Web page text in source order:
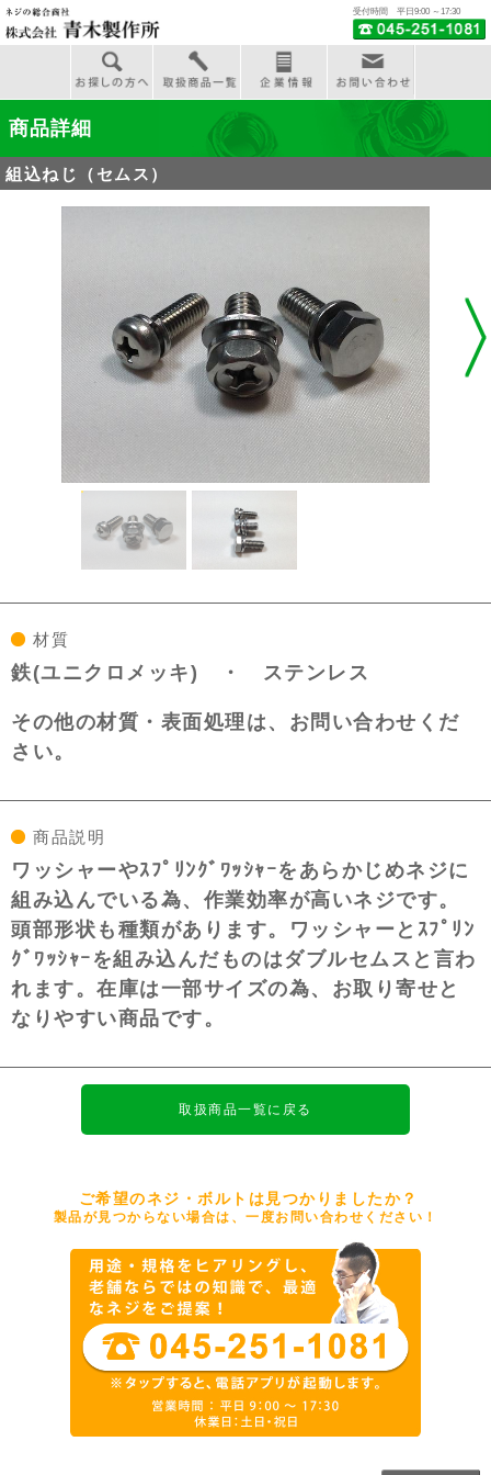
受付時間 平日9:00 ～17:30
商品詳細
組込ねじ（セムス）
材質
鉄(ユニクロメッキ) ・ ステンレス
その他の材質・表面処理は、お問い合わせくだ
さい。
商品説明
ワッシャーやｽﾌﾟﾘﾝｸﾞﾜｯｼｬｰをあらかじめネジに
組み込んでいる為、作業効率が高いネジです。
頭部形状も種類があります。ワッシャーとｽﾌﾟﾘﾝ
ｸﾞﾜｯｼｬｰを組み込んだものはダブルセムスと言わ
れます。在庫は一部サイズの為、お取り寄せと
なりやすい商品です。
取扱商品一覧に戻る
ご希望のネジ・ボルトは見つかりましたか？
製品が見つからない場合は、一度お問い合わせください！